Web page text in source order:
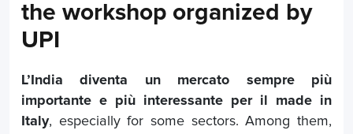
the workshop organized by
UPI
L’India diventa un mercato sempre più
importante e più interessante per il made in
Italy, especially for some sectors. Among them,